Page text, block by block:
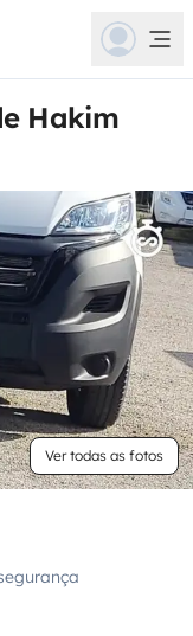
Hakim
Ver todas as fotos